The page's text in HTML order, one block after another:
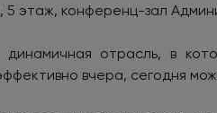
5 этаж, конференц-зал
отрасль, в
вчера, сегодня